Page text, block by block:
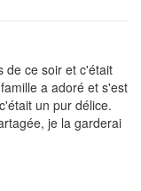
de ce soir et c'était
a adoré et s'est
un pur délice.
je la garderai